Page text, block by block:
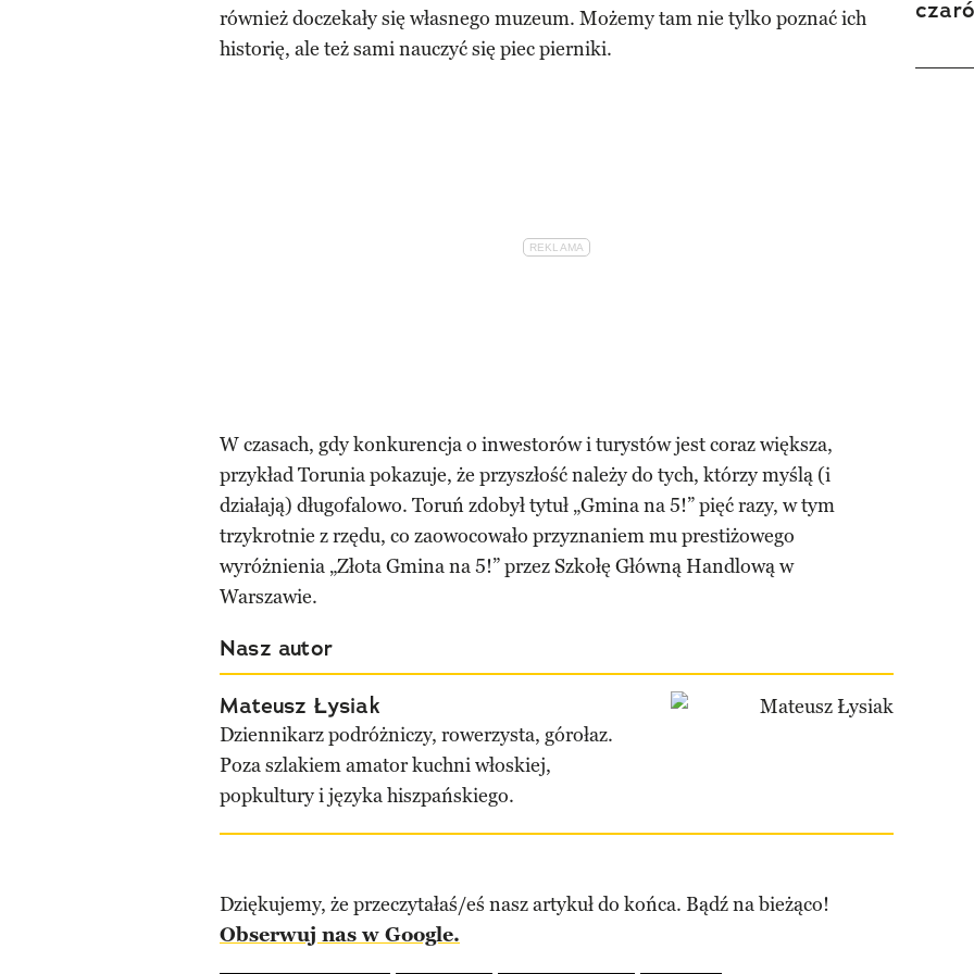
również doczekały się własnego muzeum. Możemy tam nie tylko poznać ich
historię, ale też sami nauczyć się piec pierniki.
W czasach, gdy konkurencja o inwestorów i turystów jest coraz większa,
przykład Torunia pokazuje, że przyszłość należy do tych, którzy myślą (i
działają) długofalowo. Toruń zdobył tytuł „Gmina na 5!” pięć razy, w tym
trzykrotnie z rzędu, co zaowocowało przyznaniem mu prestiżowego
wyróżnienia „Złota Gmina na 5!” przez Szkołę Główną Handlową w
Warszawie.
Nasz autor
Mateusz Łysiak
Dziennikarz podróżniczy, rowerzysta, górołaz.
Poza szlakiem amator kuchni włoskiej,
popkultury i języka hiszpańskiego.
Dziękujemy, że przeczytałaś/eś nasz artykuł do końca. Bądź na bieżąco!
Obserwuj nas w Google.